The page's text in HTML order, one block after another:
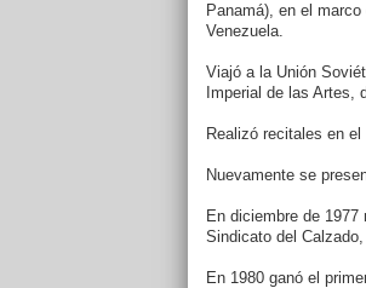
Panamá), en el
Venezuela.
Viajó a la Unión
Imperial de las Artes,
Realizó recitales en
Nuevamente se
En diciembre de
Sindicato del
En 1980 ganó el